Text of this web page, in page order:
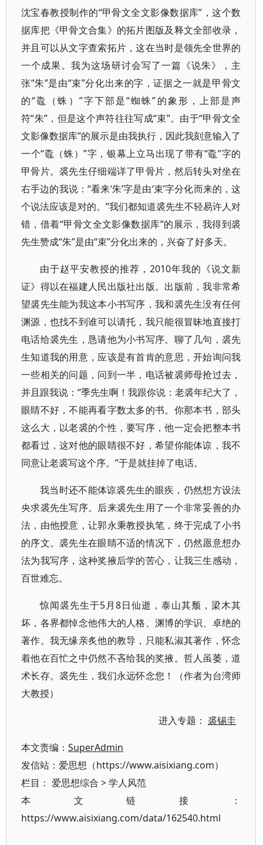
沈宝春教授制作的“甲骨文全文影像数据库”，这个数
据库把《甲骨文合集》的拓片图版及释文全部收录，
并且可以从文字查索拓片，这在当时是领先全世界的
一个成果。我为这场研讨会写了一篇《说朱》，主
张“朱”是由“束”分化出来的字，证据之一就是甲骨文
的“鼄（蛛）”字下部是“蜘蛛”的象形，上部是声
符“朱”，但是这个声符往往写成“束”。由于“甲骨文全
文影像数据库”的展示是由我执行，因此我刻意输入了
一个“鼄（蛛）”字，银幕上立马出现了带有“鼄”字的
甲骨片。裘先生仔细端详了甲骨片，然后转头对坐在
右手边的我说：“看来‘朱’字是由‘束’字分化而来的，这
个说法应该是对的。”我们都知道裘先生不轻易许人对
错，借着“甲骨文全文影像数据库”的展示，我得到裘
先生赞成“朱”是由“束”分化出来的，兴奋了好多天。
由于赵平安教授的推荐，2010年我的《说文新
证》得以在福建人民出版社出版。出版前，我非常希
望裘先生能为我这本小书写序，我和裘先生没有任何
渊源，也找不到谁可以请托，我只能很冒昧地直接打
电话给裘先生，恳请他为小书写序。聊了几句，裘先
生知道我的用意，应该是有首肯的意思，开始询问我
一些相关的问题，问到一半，电话被裘师母抢过去，
并且跟我说：“季先生啊！我跟你说：老裘年纪大了，
眼睛不好，不能再看字数太多的书。你那本书，部头
这么大，以老裘的个性，要写序，他一定会把整本书
都看过，这对他的眼睛很不好，希望你能体谅，我不
同意让老裘写这个序。”于是就挂掉了电话。
我当时还不能体谅裘先生的眼疾，仍然想方设法
央求裘先生写序。后来裘先生用了一个非常妥善的办
法，由他授意，让郭永秉教授执笔，终于完成了小书
的序文。裘先生在眼睛不适的情况下，仍然愿意想办
法为我写序，这种奖掖后学的苦心，让我三生感动，
百世难忘。
惊闻裘先生于5月8日仙逝，泰山其颓，梁木其
坏，各界都悼念他伟大的人格、渊博的学识、卓绝的
著作。我无缘亲炙他的教导，只能私淑其著作，怀念
着他在百忙之中仍然不吝给我的奖掖。哲人虽萎，道
术长存。裘先生，我们永远怀念您！（作者为台湾师
大教授）
进入专题：裘锡圭
本文责编： SuperAdmin
发信站：爱思想（https://www.aisixiang.com）
栏目： 爱思想综合 >学人风范
本文链接：
https://www.aisixiang.com/data/162540.html